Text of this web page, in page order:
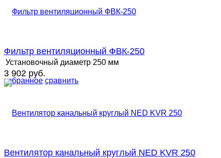
избранное сравнить
Фильтр вентиляционный ФВК-250
Установочный диаметр 250 мм
3 902 руб.
Вентилятор канальный круглый NED KVR 250